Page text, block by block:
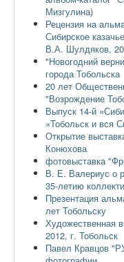
Мизгулина)
Рецензия на
Сибирское
В.А. Шулдяков,
"Новогодний
города Тобольска
20 лет
"Возрождение
Выпуск 14-й
«Тобольск и вся
Открытие
Конюхова
фотовыставка
В. Е. Валериус о
35-летию
Презентация
лет Тобольску
Художественная
2012, г. Тобольск
Павел Кравцов